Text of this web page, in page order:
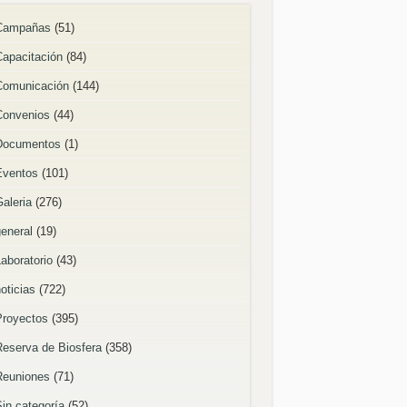
(51)
(84)
(144)
(44)
(1)
(101)
(276)
(19)
(43)
(722)
(395)
de Biosfera (358)
(71)